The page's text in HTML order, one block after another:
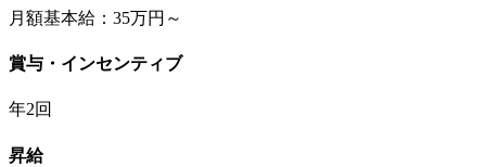
月額基本給：35万円～
賞与・インセンティブ
年2回
昇給